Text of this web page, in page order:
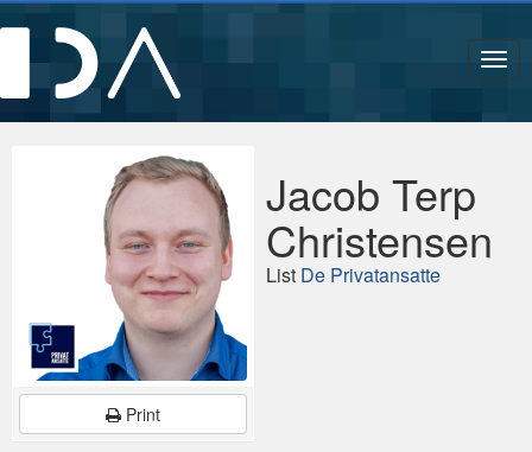
Print
Jacob Terp
Christensen
List De Privatansatte